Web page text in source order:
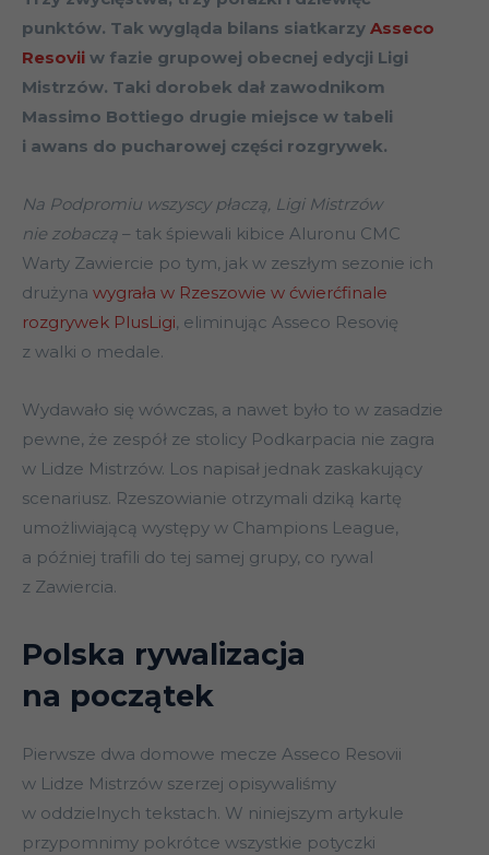
punktów. Tak wygląda bilans siatkarzy Asseco
Resovii w fazie grupowej obecnej edycji Ligi
Mistrzów. Taki dorobek dał zawodnikom
Massimo Bottiego drugie miejsce w tabeli
i awans do pucharowej części rozgrywek.
Na Podpromiu wszyscy płaczą, Ligi Mistrzów
nie zobaczą – tak śpiewali kibice Aluronu CMC
Warty Zawiercie po tym, jak w zeszłym sezonie ich
drużyna wygrała w Rzeszowie w ćwierćfinale
rozgrywek PlusLigi, eliminując Asseco Resovię
z walki o medale.
Wydawało się wówczas, a nawet było to w zasadzie
pewne, że zespół ze stolicy Podkarpacia nie zagra
w Lidze Mistrzów. Los napisał jednak zaskakujący
scenariusz. Rzeszowianie otrzymali dziką kartę
umożliwiającą występy w Champions League,
a później trafili do tej samej grupy, co rywal
z Zawiercia.
Polska rywalizacja
na początek
Pierwsze dwa domowe mecze Asseco Resovii
w Lidze Mistrzów szerzej opisywaliśmy
w oddzielnych tekstach. W niniejszym artykule
przypomnimy pokrótce wszystkie potyczki